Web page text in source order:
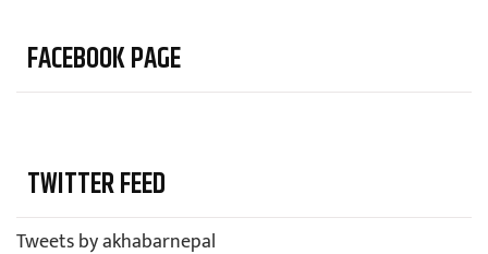
FACEBOOK PAGE
TWITTER FEED
Tweets by akhabarnepal